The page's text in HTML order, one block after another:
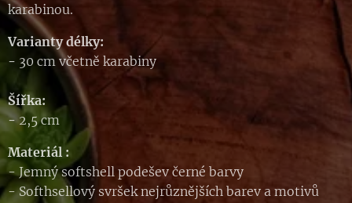
karabinou.
Varianty délky:
- 30 cm včetně karabiny
Šířka:
-2,5 cm
Materiál :
- Jemný softshell podešev černé barvy
- Softhsellový svršek nejrůznějších barev a motivů